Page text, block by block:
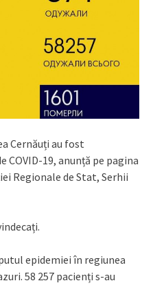
Cernăuți au fost
COVID-19, anunță pe pagina
Regionale de Stat, Serhii
epidemiei în regiunea
58 257 pacienți s-au